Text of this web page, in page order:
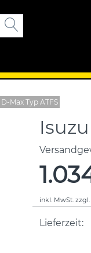
Max Typ ATFS
inkl. MwSt.zzgl.
Lieferzeit: